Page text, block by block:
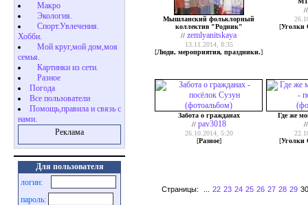
Макро
Экология.
Cпорт.Увлечения.
Хобби.
Мой круг,мой дом,моя
семья.
Картинки из сети.
Разное
Погода
Все пользователи
Помощь,правила и связь с
нами.
Реклама
Для пользователя
логин:
пароль:
Мышланский фольклорный
коллектив "Родник"
// zemlyanitskaya
13.11.2014, 8:35
[Люди, мероприятия, праздники.]
[Уголки
Забота о гражданах
// pav3018
26.10.2014, 5:20
[Разное]
Где же
[Уголки
Страницы: ... 22 23 24 25 26 27 28 29 30